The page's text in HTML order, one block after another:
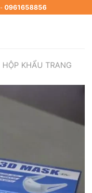
- 0961658856
HỘP KHẨU TRANG